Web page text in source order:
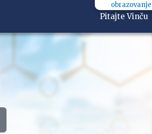
obrazovanje
Pitajte Vinču